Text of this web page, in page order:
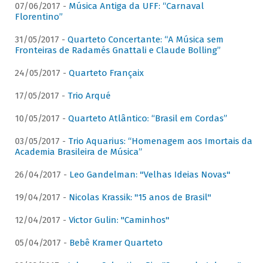
07/06/2017 - Música Antiga da UFF: “Carnaval
Florentino”
31/05/2017 - Quarteto Concertante: “A Música sem
Fronteiras de Radamés Gnattali e Claude Bolling”
24/05/2017 - Quarteto Françaix
17/05/2017 - Trio Arqué
10/05/2017 - Quarteto Atlântico: “Brasil em Cordas”
03/05/2017 - Trio Aquarius: “Homenagem aos Imortais da
Academia Brasileira de Música”
26/04/2017 - Leo Gandelman: "Velhas Ideias Novas"
19/04/2017 - Nicolas Krassik: "15 anos de Brasil"
12/04/2017 - Victor Gulin: "Caminhos"
05/04/2017 - Bebê Kramer Quarteto